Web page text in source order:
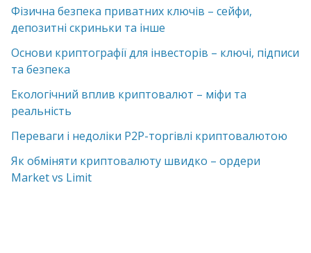
Фізична безпека приватних ключів – сейфи,
депозитні скриньки та інше
Основи криптографії для інвесторів – ключі, підписи
та безпека
Екологічний вплив криптовалют – міфи та
реальність
Переваги і недоліки P2P-торгівлі криптовалютою
Як обміняти криптовалюту швидко – ордери
Market vs Limit